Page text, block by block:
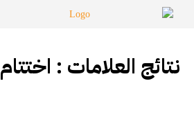
نتائج العلامات : اختتام